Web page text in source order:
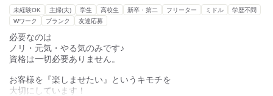
未経験OK 主婦(夫) 学生 高校生 新卒・第二 フリーター ミドル
学歴不問
Wワーク
ブランク 友達応募
必要なのは
ノリ・元気・やる気のみです♪
資格は一切必要ありません。
お客様を『楽しませたい』というキモチを
大切にしています！